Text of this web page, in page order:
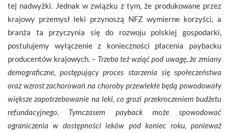
tej nadwyżki. Jednak w związku z tym, że produkowane przez
krajowy przemysł leki przynoszą NFZ wymierne korzyści, a
branża ta przyczynia się do rozwoju polskiej gospodarki,
postulujemy wyłączenie z konieczności płacenia paybacku
producentów krajowych. – Trzeba też wziąć pod uwagę, że zmiany
demograficzne, postępujący proces starzenia się społeczeństwa
oraz wzrost zachorowań na choroby przewlekłe będą powodowały
większe zapotrzebowanie na leki, co grozi przekroczeniem budżetu
refundacyjnego. Tymczasem payback może spowodować
ograniczenia w dostępności leków pod koniec roku, ponieważ